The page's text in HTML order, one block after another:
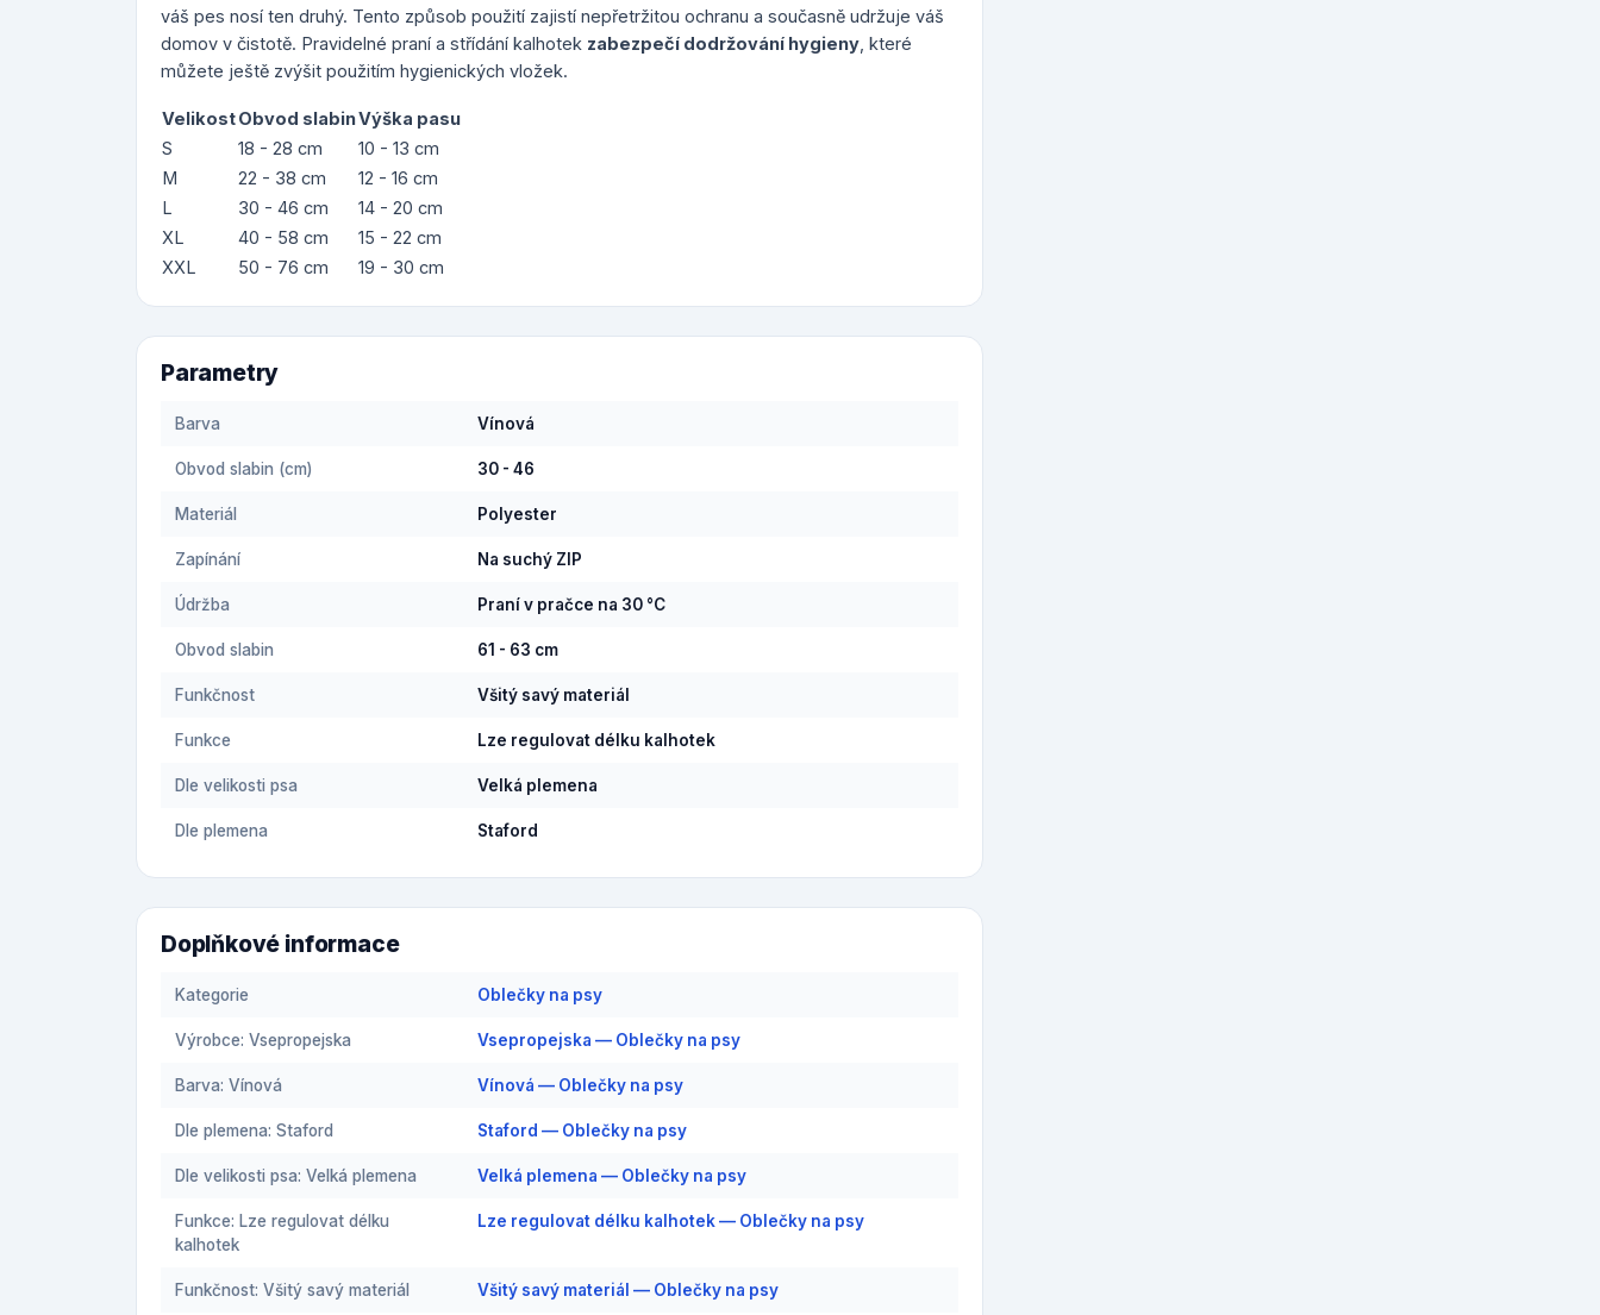
váš pes nosí ten druhý. Tento způsob použití zajistí nepřetržitou ochranu a současně udržuje váš
domov v čistotě. Pravidelné praní a střídání kalhotek zabezpečí dodržování hygieny , které
můžete ještě zvýšit použitím hygienických vložek.
VelikostObvod slabinVýška pasu
S
18 - 28 cm
10 - 13 cm
M
22 - 38 cm
12 - 16 cm
L
30 - 46 cm
14 - 20 cm
XL
40 - 58 cm
15 - 22 cm
XXL
50 - 76 cm 19 - 30 cm
Parametry
Barva Vínová
Obvod slabin (cm) 30 - 46
Materiál Polyester
Zapínání Na suchý ZIP
Údržba Praní v pračce na 30 °C
Obvod slabin 61 - 63 cm
Funkčnost Všitý savý materiál
Funkce Lze regulovat délku kalhotek
Dle velikosti psa Velká plemena
Dle plemena Staford
Doplňkové informace
Kategorie Oblečky na psy
Výrobce: Vsepropejska Vsepropejska — Oblečky na psy
Barva: Vínová Vínová — Oblečky na psy
Dle plemena: Staford Staford — Oblečky na psy
Dle velikosti psa: Velká plemena Velká plemena — Oblečky na psy
Funkce: Lze regulovat délku
kalhotek
Lze regulovat délku kalhotek — Oblečky na psy
Funkčnost: Všitý savý materiál Všitý savý materiál — Oblečky na psy